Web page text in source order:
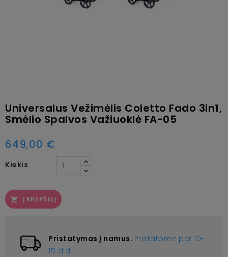
Universalus Vežimėlis Coletto Fado 3in1,
Smėlio Spalvos Važiuoklė FA-05
649,00 €
Kiekis
 Į KREPŠELĮ
Pristatymas į namus. Pristatome per 10-
15 d.d.